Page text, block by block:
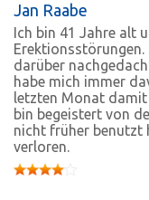
Jan Raabe
Ich bin 41 Jahre alt
darüber
habe mich immer
letzten Monat
bin begeistert von
nicht früher benutzt
verloren.